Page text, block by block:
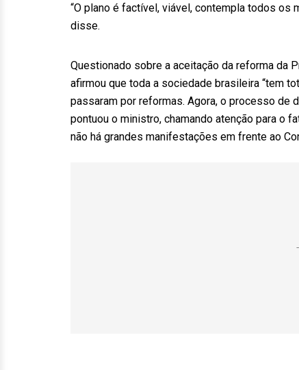
“O plano é factível, viável, contempla todos os
disse.
Questionado sobre a aceitação da reforma da
afirmou que toda a sociedade brasileira “tem
passaram por reformas. Agora, o processo de
pontuou o ministro, chamando atenção para o
não há grandes manifestações em frente ao